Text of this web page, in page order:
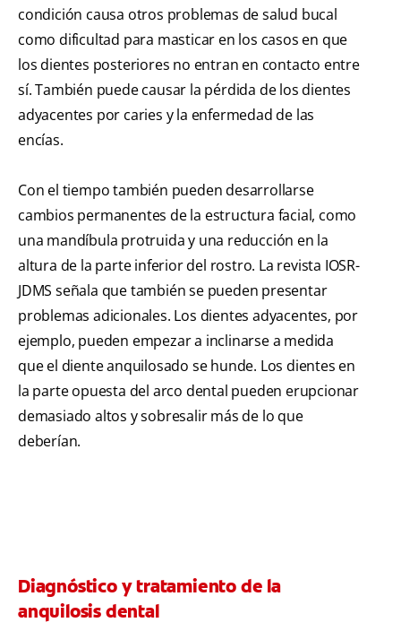
condición causa otros problemas de salud bucal
como dificultad para masticar en los casos en que
los dientes posteriores no entran en contacto entre
sí. También puede causar la pérdida de los dientes
adyacentes por caries y la enfermedad de las
encías.
Con el tiempo también pueden desarrollarse
cambios permanentes de la estructura facial, como
una mandíbula protruida y una reducción en la
altura de la parte inferior del rostro. La revista IOSR-
JDMS señala que también se pueden presentar
problemas adicionales. Los dientes adyacentes, por
ejemplo, pueden empezar a inclinarse a medida
que el diente anquilosado se hunde. Los dientes en
la parte opuesta del arco dental pueden erupcionar
demasiado altos y sobresalir más de lo que
deberían.
Diagnóstico y tratamiento de la
anquilosis dental